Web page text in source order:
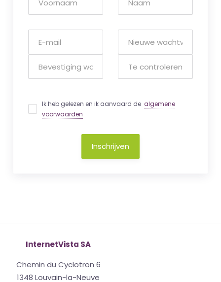
Ik heb gelezen en ik aanvaard de algemene
voorwaarden
Inschrijven
InternetVista SA
Chemin du Cyclotron 6
1348 Louvain-la-Neuve